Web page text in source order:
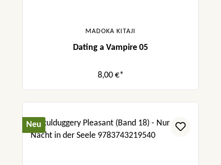
MADOKA KITAJI
Dating a Vampire 05
8,00 €*
Neu